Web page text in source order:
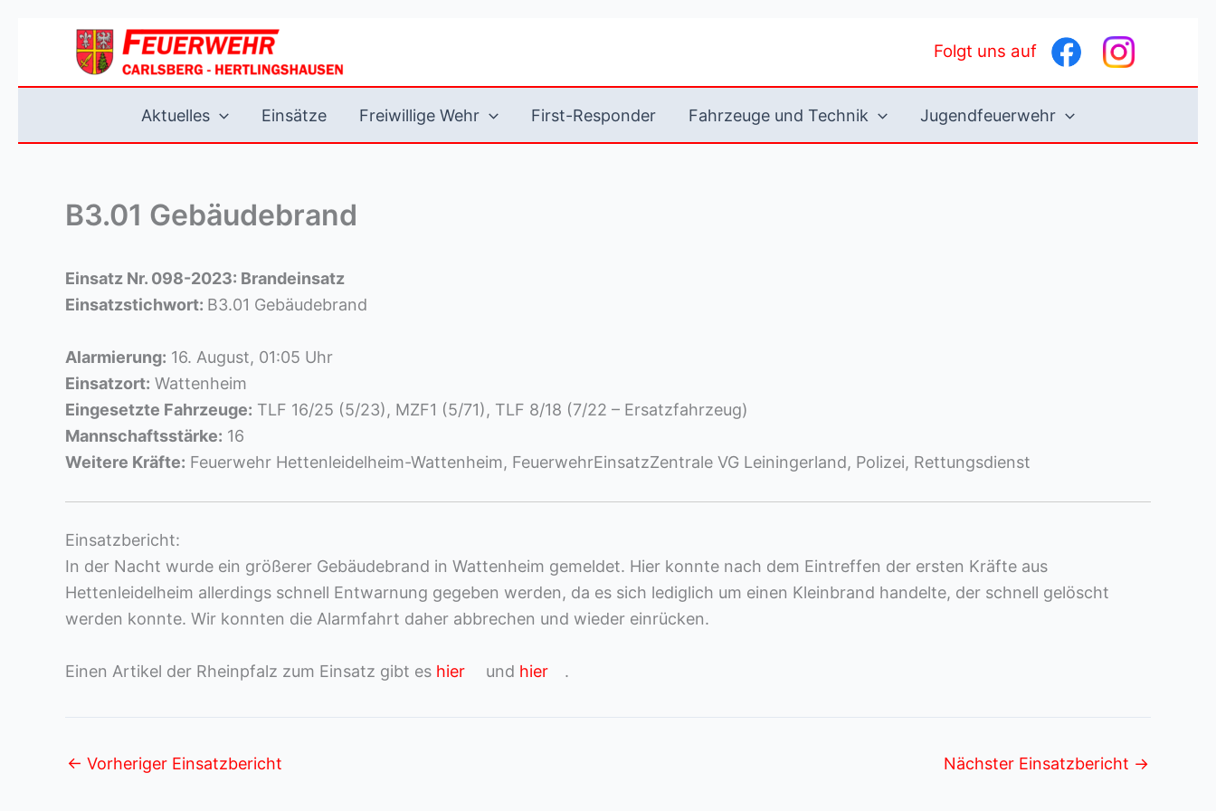
Folgt uns auf
Aktuelles Einsätze Freiwillige Wehr First-Responder Fahrzeuge und Technik Jugendfeuerwehr
B3.01 Gebäudebrand
Einsatz Nr. 098-2023: Brandeinsatz
Einsatzstichwort: B3.01 Gebäudebrand
Alarmierung: 16. August, 01:05 Uhr
Einsatzort: Wattenheim
Eingesetzte Fahrzeuge: TLF 16/25 (5/23), MZF1 (5/71), TLF 8/18 (7/22 – Ersatzfahrzeug)
Mannschaftsstärke: 16
Weitere Kräfte: Feuerwehr Hettenleidelheim-Wattenheim, FeuerwehrEinsatzZentrale VG Leiningerland, Polizei, Rettungsdienst
Einsatzbericht:
In der Nacht wurde ein größerer Gebäudebrand in Wattenheim gemeldet. Hier konnte nach dem Eintreffen der ersten Kräfte aus
Hettenleidelheim allerdings schnell Entwarnung gegeben werden, da es sich lediglich um einen Kleinbrand handelte, der schnell gelöscht
werden konnte. Wir konnten die Alarmfahrt daher abbrechen und wieder einrücken.
Einen Artikel der Rheinpfalz zum Einsatz gibt es hier und hier .
← Vorheriger Einsatzbericht Nächster Einsatzbericht →